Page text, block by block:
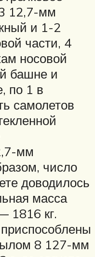
12,7-мм
и 1-2
части, 4
носовой
башне и
по 1 в
самолетов
мм
число
доводилось
масса
1816 кг.
8 127-мм